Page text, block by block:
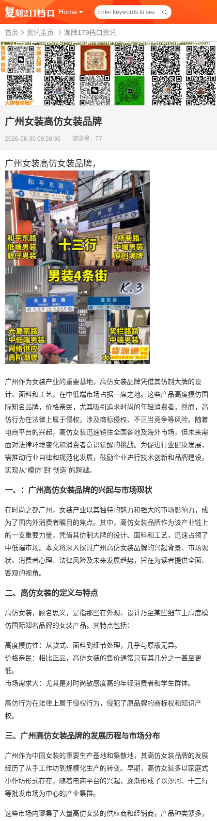
Home
首页 资讯主页 潮牌179档口资讯
广州女装高仿女装品牌
2026-06-30 09:50:36 浏览量：77
广州女装高仿女装品牌，
广州作为女装产业的重要基地，高仿女装品牌凭借其仿制大牌的设
计、面料和工艺，在中低端市场占据一席之地。这些产品高度模仿国
际知名品牌，价格亲民，尤其吸引追求时尚的年轻消费者。然而，高
仿行为在法律上属于侵权，涉及商标侵权、不正当竞争等风险。随着
电商平台的兴起，高仿女装迅速销往全国各地及海外市场，但未来需
面对法律环境变化和消费者意识觉醒的挑战。为促进行业健康发展，
需推动行业自律和规范化发展，鼓励企业进行技术创新和品牌建设，
实现从“模仿”到“创造”的跨越。
一、：广州高仿女装品牌的兴起与市场现状
在时尚之都广州，女装产业以其独特的魅力和强大的市场影响力，成
为了国内外消费者瞩目的焦点。其中，高仿女装品牌作为该产业链上
的一支重要力量，凭借其仿制大牌的设计、面料和工艺，迅速占领了
中低端市场。本文将深入探讨广州高仿女装品牌的兴起背景、市场现
状、消费者心理、法律风险及未来发展趋势，旨在为读者提供全面、
客观的视角。
二、高仿女装的定义与特点
高仿女装，顾名思义，是指那些在外观、设计乃至某些细节上高度模
仿国际知名品牌的女装产品。其特点包括：
高度模仿性：从款式、面料到细节处理，几乎与原版无异。
价格亲民：相比正品，高仿女装的售价通常只有其几分之一甚至更
低。
市场需求大：尤其是对时尚敏感度高的年轻消费者和学生群体。
高仿行为在法律上属于侵权行为，侵犯了原品牌的商标权和知识产
权。
三、广州高仿女装品牌的发展历程与市场分布
广州作为中国女装的重要生产基地和集散地，其高仿女装品牌的发展
经历了从手工作坊到规模化生产的转变。早期，高仿女装多以家庭式
小作坊形式存在，随着电商平台的兴起，逐渐形成了以沙河、十三行
等批发市场为中心的产业集群。
这些市场内聚集了大量高仿女装的供应商和经销商，产品种类繁多，